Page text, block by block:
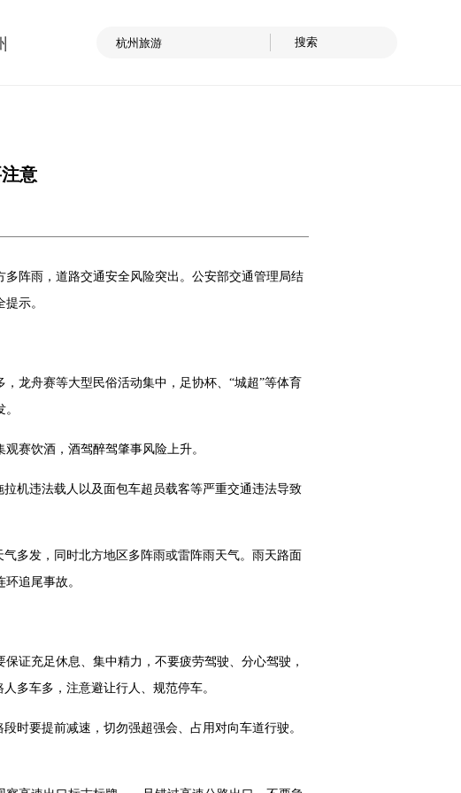
意
阵雨，道路交通安全风险突出。公安部交通管理局结
示。
龙舟赛等大型民俗活动集中，足协杯、“城超”等体育
赛饮酒，酒驾醉驾肇事风险上升。
机违法载人以及面包车超员载客等严重交通违法导致
多发，同时北方地区多阵雨或雷阵雨天气。雨天路面
追尾事故。
证充足休息、集中精力，不要疲劳驾驶、分心驾驶，
多车多，注意避让行人、规范停车。
时要提前减速，切勿强超强会、占用对向车道行驶。